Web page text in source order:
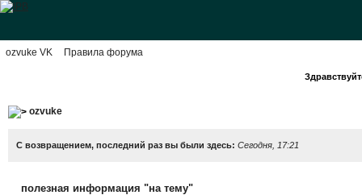
ozvuke VK Правила форума
ozvuke
С возвращением, последний раз вы были здесь: Сегодня, 17:21
полезная информация "на тему"